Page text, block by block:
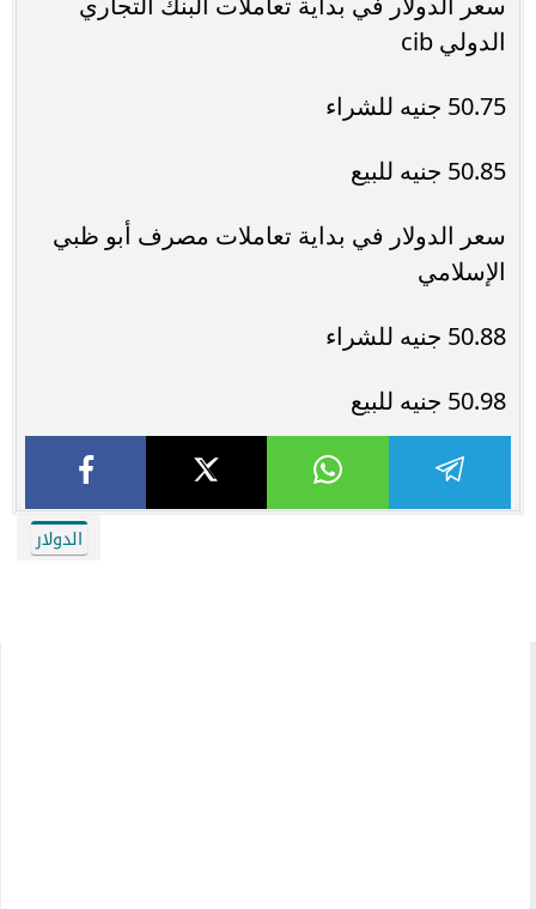
الدولي cib
50.75 جنيه للشراء
50.85 جنيه للبيع
سعر الدولار في بداية تعاملات مصرف أبو ظبي
الإسلامي
50.88 جنيه للشراء
50.98 جنيه للبيع
الدولار